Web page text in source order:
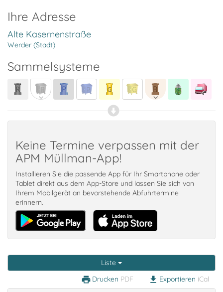
Ihre Adresse
Alte Kasernenstraße
Werder (Stadt)
Sammelsysteme
Keine Termine verpassen mit der
APM Müllman-App!
Installieren Sie die passende App für Ihr Smartphone oder
Tablet direkt aus dem App-Store und lassen Sie sich von
Ihrem Mobilgerät an bevorstehende Abfuhrtermine
erinnern.
Liste
print Drucken PDF download Exportieren iCal